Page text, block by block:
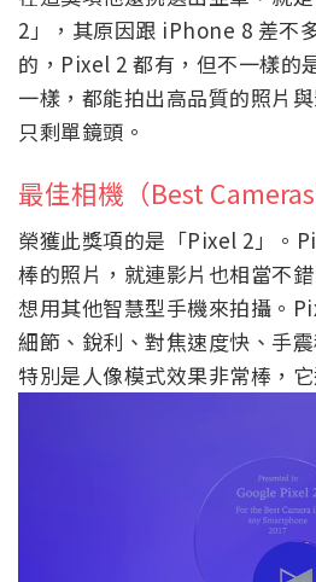
2」，其原因跟 iPhone 8 差不
的，Pixel 2 都有，但不一樣的
一樣，都能拍出高品質的照片
只剩單鏡頭。
最佳相機（Best Cameras
榮獲此獎項的是「Pixel 2」。
棒的照片，就連影片也相當不
想用其他智慧型手機來拍攝。
細節、銳利、對焦速度快、手
特別是人像模式效果非常棒，